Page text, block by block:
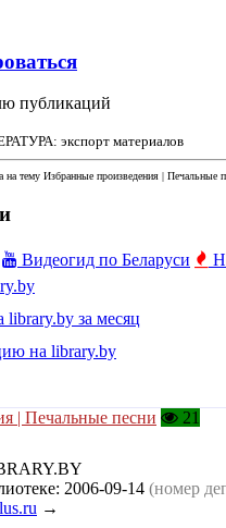
публикаций
: экспорт материалов
на тему Избранные произведения | Печальные
Видеогид по Беларуси
за месяц
на library.by
| Печальные песни 21
2006-09-14 (номер
→